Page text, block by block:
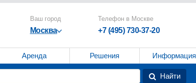
Ваш город
Москва
Телефон в Москве
+7 (495) 730-37-20
Аренда Решения Информация
Найти